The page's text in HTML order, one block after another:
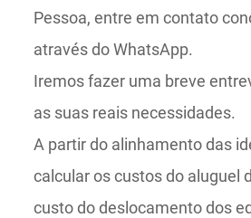
Pessoa, entre em contato
através do WhatsApp.
Iremos fazer uma breve
as suas reais necessidades.
A partir do alinhamento das
calcular os custos do aluguel
custo do deslocamento dos